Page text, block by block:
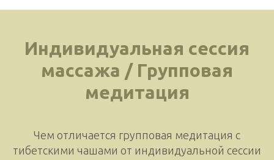
Индивидуальная сессия
массажа / Групповая
медитация
Чем отличается групповая медитация с
тибетскими чашами от индивидуальной сессии